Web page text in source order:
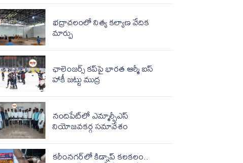
భద్రాచలంలో నిత్య కల్యాణ వేదిక
మార్పు
ఛాలెంజర్స్ కప్‌పై భారత ఆర్మీ ఐస్
హాకీ జట్టు ముద్ర
నందిపేట్‌లో ఎమ్మార్పీఎస్
నియోజవకర్గ సమావేశం
కరీంనగర్‌లో కిడ్నాప్ కలకలం..